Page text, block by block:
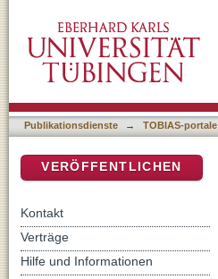
Publikationsdienste → TOBIAS-portale
VERÖFFENTLICHEN
Kontakt
Verträge
Hilfe und Informationen